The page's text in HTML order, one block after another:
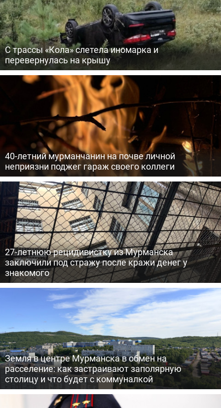
С трассы «Кола» слетела иномарка и
перевернулась на крышу
40-летний мурманчанин на почве личной
неприязни поджег гараж своего коллеги
27-летнюю рецидивистку из Мурманска
заключили под стражу после кражи денег у
знакомого
Земля в центре Мурманска в обмен на
расселение: как застраивают заполярную
столицу и что будет с коммуналкой